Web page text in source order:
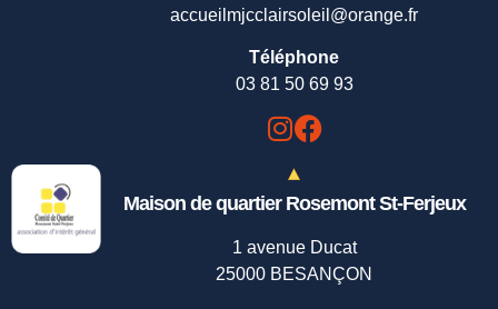
accueilmjcclairsoleil@orange.fr
Téléphone
03 81 50 69 93
Maison de quartier Rosemont St-Ferjeux
1 avenue Ducat
25000 BESANÇON